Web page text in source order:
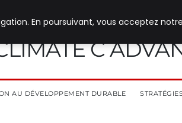
C
AU DÉVELOPPEMENT DURABLE
En poursuivant, vous acceptez